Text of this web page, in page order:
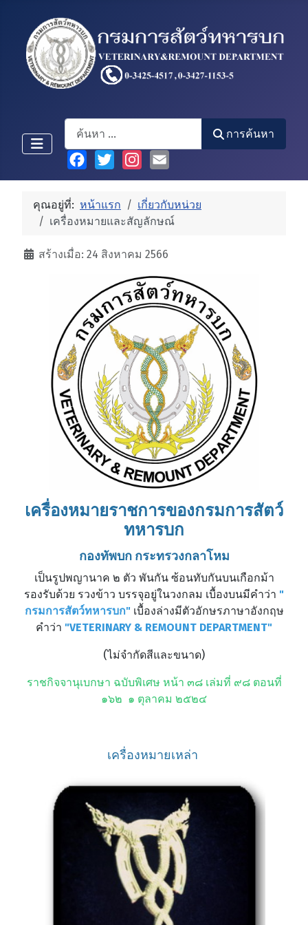
Search
การค้นหา
Facebook
TwitterInstagram
Email
คุณอยู่ที่: หน้าแรก
เกี่ยวกับหน่วย
เครื่องหมายและสัญลักษณ์
รายละเอียด
สร้างเมื่อ: 24 สิงหาคม 2566
เครื่องหมายราชการของกรมการสัตว์
ทหารบก
กองทัพบก กระทรวงกลาโหม
เป็นรูปพญานาค ๒ ตัว พันกัน ซ้อนทับกันบนเกือกม้า
รองรับด้วย รวงข้าว บรรจุอยู่ในวงกลม เบื้องบนมีคำว่า "
กรมการสัตว์ทหารบก" เบื้องล่างมีตัวอักษรภาษาอังกฤษ
คำว่า "VETERINARY & REMOUNT DEPARTMENT"
(ไม่จำกัดสีและขนาด)
ราชกิจจานุเบกษา ฉบับพิเศษ หน้า ๓๘ เล่มที่ ๙๘ ตอนที่
๑๖๒ ๑ ตุลาคม ๒๕๒๔
เครื่องหมายเหล่า